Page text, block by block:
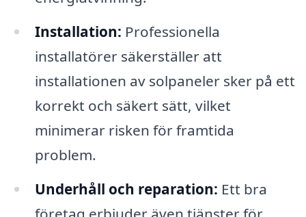
Installation: Professionella
installatörer säkerställer att
installationen av solpaneler sker på ett
korrekt och säkert sätt, vilket
minimerar risken för framtida
problem.
Underhåll och reparation: Ett bra